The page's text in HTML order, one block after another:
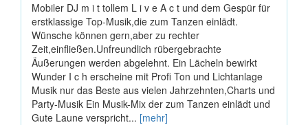
Mobiler DJ m i t tollem L i v e A c t und dem Gespür für
erstklassige Top-Musik,die zum Tanzen einlädt.
Wünsche können gern,aber zu rechter
Zeit,einfließen.Unfreundlich rübergebrachte
Äußerungen werden abgelehnt. Ein Lächeln bewirkt
Wunder I c h erscheine mit Profi Ton und Lichtanlage
Musik nur das Beste aus vielen Jahrzehnten,Charts und
Party-Musik Ein Musik-Mix der zum Tanzen einlädt und
Gute Laune verspricht... [mehr]